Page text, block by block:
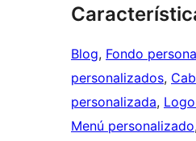
Blog, Fondo
personalizados,
personalizada,
Menú personalizado,